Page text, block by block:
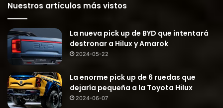
Nuestros artículos más vistos
La nueva pick up de BYD que intentará
destronar a Hilux y Amarok
2024-05-22
La enorme pick up de 6 ruedas que
dejaría pequeña a la Toyota Hilux
2024-06-07